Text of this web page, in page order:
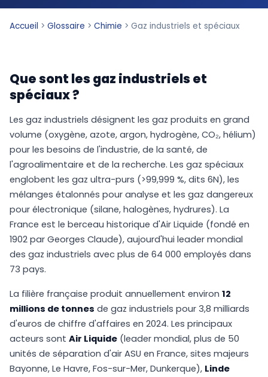
Accueil > Glossaire > Chimie > Gaz industriels et spéciaux
Que sont les gaz industriels et
spéciaux ?
Les gaz industriels désignent les gaz produits en grand
volume (oxygène, azote, argon, hydrogène, CO₂, hélium)
pour les besoins de l'industrie, de la santé, de
l'agroalimentaire et de la recherche. Les gaz spéciaux
englobent les gaz ultra-purs (>99,999 %, dits 6N), les
mélanges étalonnés pour analyse et les gaz dangereux
pour électronique (silane, halogènes, hydrures). La
France est le berceau historique d'Air Liquide (fondé en
1902 par Georges Claude), aujourd'hui leader mondial
des gaz industriels avec plus de 64 000 employés dans
73 pays.
La filière française produit annuellement environ 12
millions de tonnes de gaz industriels pour 3,8 milliards
d'euros de chiffre d'affaires en 2024. Les principaux
acteurs sont Air Liquide (leader mondial, plus de 50
unités de séparation d'air ASU en France, sites majeurs
Bayonne, Le Havre, Fos-sur-Mer, Dunkerque), Linde